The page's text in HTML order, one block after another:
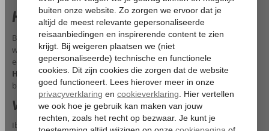
Herfstvakantie Ibiza
Ben je op zoek naar een onvergetelijke herfstvakantie? Dan hebben
wij dé bestemming voor jou: Ibiza! Geef toe, wie droomt er niet van
een prachtige nazomer door te brengen op dit magische eiland?
Herfstvakantie Ibiza, dat is de ultieme mix van zon, zee, strand en
betoverende herfstkleuren.
Waarom herfstvakantie op Ibiza?
Ibiza staat bekend om zijn bruisende zomersfeer, maar wist je dat